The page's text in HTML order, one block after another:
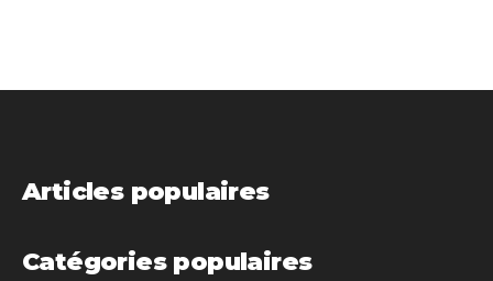
Articles populaires
Catégories populaires